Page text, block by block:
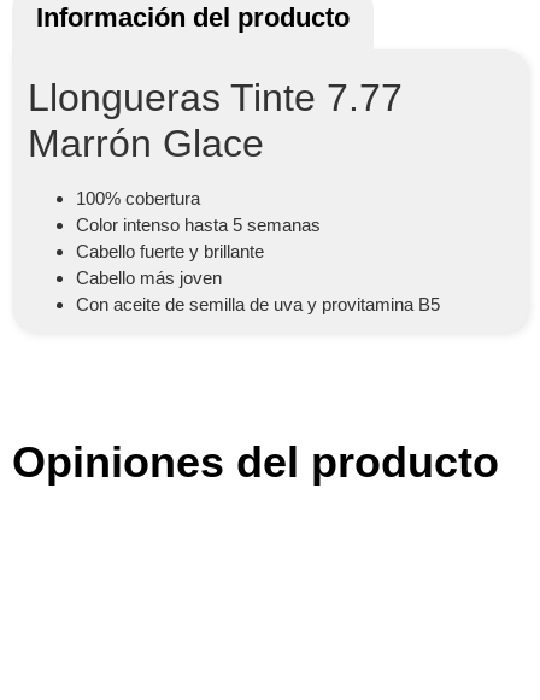
Información del producto
Llongueras Tinte 7.77
Marrón Glace
100% cobertura
Color intenso hasta 5 semanas
Cabello fuerte y brillante
Cabello más joven
Con aceite de semilla de uva y provitamina B5
Opiniones del producto